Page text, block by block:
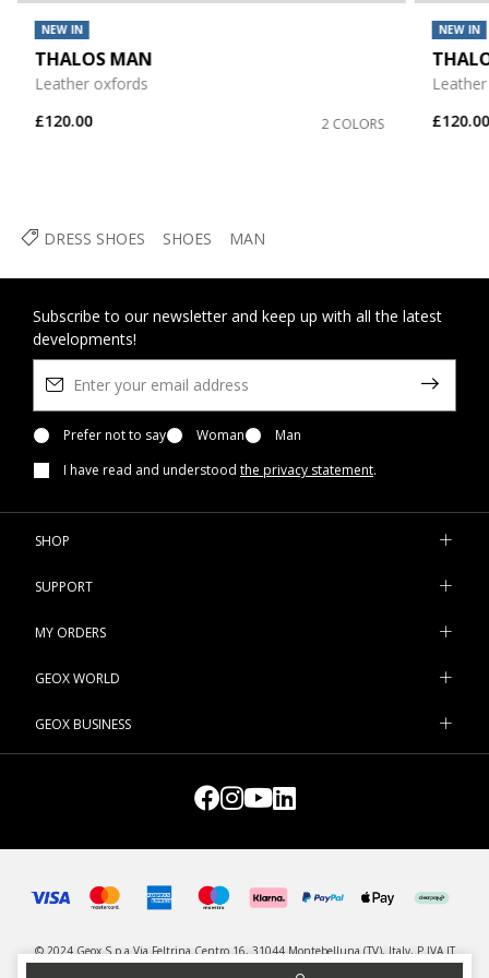
DRESS SHOES SHOES MAN
NEW IN
THALOS MAN
Leather oxfords
£120.00
2 COLORS
NEW IN
£120.00
Subscribe to our newsletter and keep up with all the latest
developments!
Prefer not to say Woman
Man
I have read and understood the privacy statement.
SHOP
SUPPORT
MY ORDERS
GEOX WORLD
GEOX BUSINESS
© 2024 Geox S.p.a Via Feltrina Centro 16, 31044 Montebelluna (TV), Italy, P.IVA IT
03348440268 - All rights reserved